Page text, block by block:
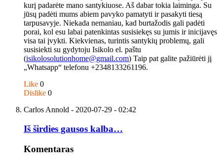
kurį padarėte mano santykiuose. Aš dabar tokia laiminga. Su
jūsų padėti mums abiem pavyko pamatyti ir pasakyti tiesą
tarpusavyje. Niekada nemaniau, kad burtažodis gali padėti
porai, kol esu labai patenkintas susisiekęs su jumis ir inicijavęs
visa tai įvykti. Kiekvienas, turintis santykių problemų, gali
susisiekti su gydytoju Isikolo el. paštu
(isikolosolutionhome@gmail.com) Taip pat galite pažiūrėti jį
„Whatsapp“ telefonu +2348133261196.
Like 0
Dislike 0
Carlos Annold - 2020-07-29 - 02:42
Iš širdies gausos kalba…
Komentaras